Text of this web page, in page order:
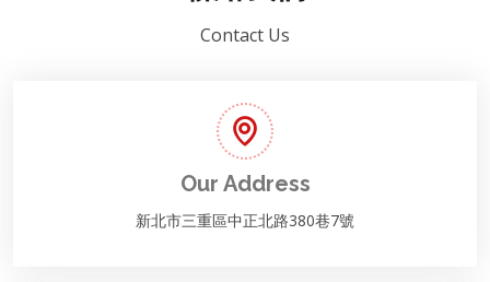
Contact Us
Our Address
新北市三重區中正北路380巷7號